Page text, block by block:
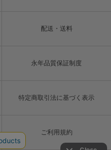
配送・送料
永年品質保証制度
特定商取引法に基づく表示
ご利用規約